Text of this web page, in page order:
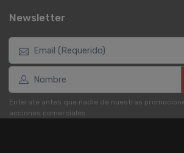
Newsletter
Enterate antes que nadie de nuestras
acciones comerciales.